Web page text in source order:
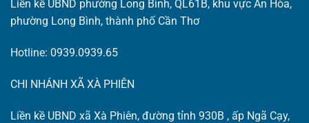
Liền kề UBND phường Long Bình, QL61B, khu vực An Hòa,
phường Long Bình, thành phố Cần Thơ
Hotline: 0939.0939.65
CHI NHÁNH XÃ XÀ PHIÊN
Liền kề UBND xã Xà Phiên, đường tỉnh 930B , ấp Ngã Cạy,